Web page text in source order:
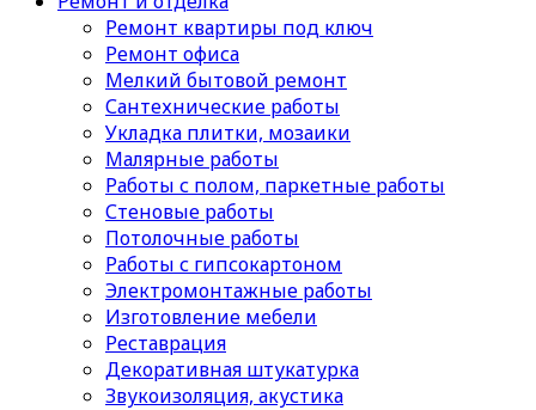
Ремонт квартиры под ключ
Ремонт офиса
Мелкий бытовой ремонт
Сантехнические работы
Укладка плитки, мозаики
Малярные работы
Работы с полом, паркетные работы
Стеновые работы
Потолочные работы
Работы с гипсокартоном
Электромонтажные работы
Изготовление мебели
Реставрация
Декоративная штукатурка
Звукоизоляция, акустика